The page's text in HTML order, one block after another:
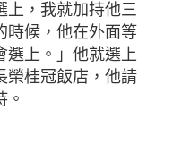
上，我就加持他三
時候，他在外面等
選上。」他就選上
榮桂冠飯店，他請
。